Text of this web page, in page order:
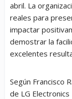
abril. La
reales para
impactar
demostrar la
excelentes
Según Francisco
de LG